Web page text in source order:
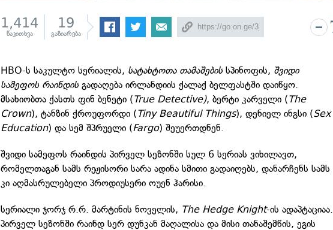
1,414
წაკითხვა
19
გაზიარება
HBO-ს საკულტო სერიალის, სატახტოთა თამაშებისსპინოფის, შვიდი
სამეფოს რაინდისგადაღება ირლანდიის ქალაქ ბელფასტში დაიწყო.
მსახიობთა ქასთს ფინ ბენეტი (True Detective), ბერტი კარველი (The
Crown), ტანზინ ქროუფორდი (Tiny Beautiful Things), დენიელ ინგსი (Sex
Education) და სემ შპრუელი (Fargo) შეუერთდნენ.
შვიდი სამეფოს რაინდის პირველ სეზონში სულ 6 სერიას ვიხილავთ,
რომელთაგან სამს რეჟისორი სარა ადინა სმითი გადაიღებს, დანარჩენს სამს
კი აღმასრულებელი პროდიუსერი ოუენ ჰარისი.
სერიალი ჯორჯ რ.რ. მარტინის ნოველის, The Hedge Knight-ის ადაპტაციაა.
პირველ სეზონში რაინდ სერ დუნკან მაღალისა და მისი თანაშემწის, ეგის